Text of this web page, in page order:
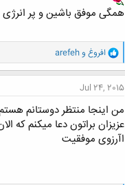
همگی موفق باشین و پر انرژی
و
ا
ک
ش
ه
ا
:
افروغ وarefeh
Jul 24, 2015
من اینجا منتظر دوستانم
عزیزان براتون دعا میکنم که
اآرزوی موفقیت